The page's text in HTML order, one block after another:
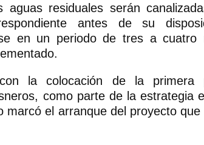
aguas residuales serán
antes de su
en un periodo de tres a
la colocación de la primera
como parte de la estrategia
marcó el arranque del proyecto